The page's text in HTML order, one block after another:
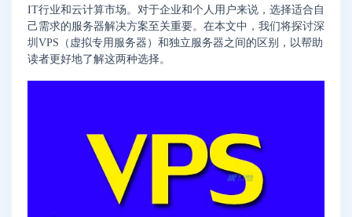
IT行业和云计算市场。对于企业和个人用户来说，选择适合自
己需求的服务器解决方案至关重要。在本文中，我们将探讨深
圳VPS（虚拟专用服务器）和独立服务器之间的区别，以帮助
读者更好地了解这两种选择。